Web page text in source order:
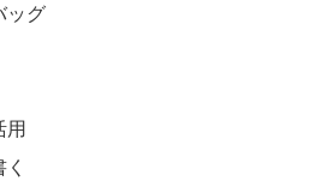
ッグ
用